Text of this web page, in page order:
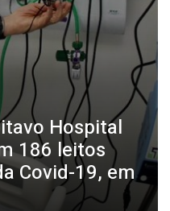
Hospital
186 leitos
Covid-19, em